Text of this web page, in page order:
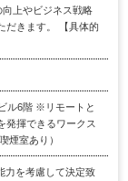
上やビジネス戦略
だきます。 【具体的
ル6階 ※リモートと
発揮できるワークス
煙室あり）
力を考慮して決定致